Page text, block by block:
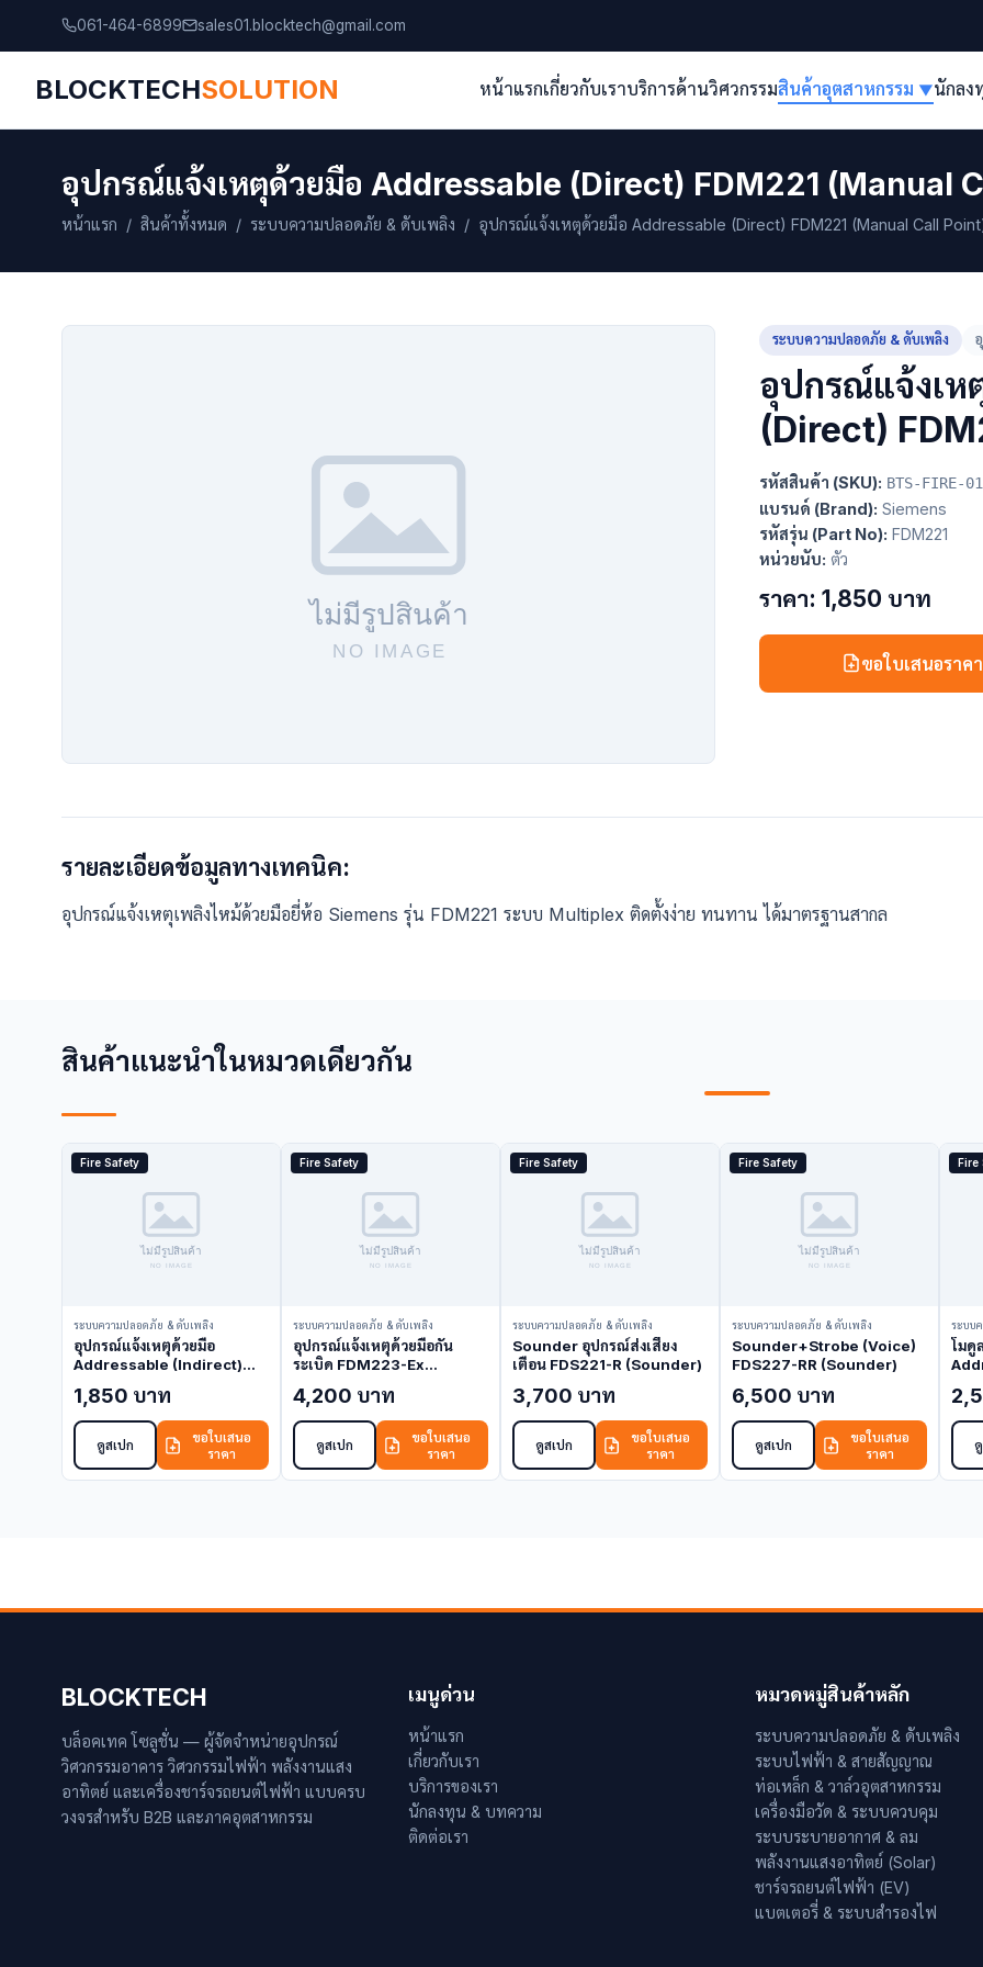
061-464-6899 sales01.blocktech@gmail.com
BLOCKTECHSOLUTION หน้าแรกเกี่ยวกับเราบริการด้านวิศวกรรมสินค้าอุตสาหกรรม ▼นักลง
อุปกรณ์แจ้งเหตุด้วยมือ Addressable (Direct) FDM221 (Manual
หน้าแรก / สินค้าทั้งหมด / ระบบความปลอดภัย & ดับเพลิง / อุปกรณ์แจ้งเหตุด้วยมือ Addressable (Direct) FDM221 (Manual Call
ระบบความปลอดภัย & ดับเพลิง
อุปกรณ์แจ้งเ
(Direct)
รหัสสินค้า (SKU): BTS-FIRE-
แบรนด์ (Brand): Siemens
รหัสรุ่น (Part No): FDM221
หน่วยนับ: ตัว
ราคา: 1,850 บาท
ขอใบเสนอราคา
รายละเอียดข้อมูลทางเทคนิค:
อุปกรณ์แจ้งเหตุเพลิงไหม้ด้วยมือยี่ห้อ Siemens รุ่น FDM221 ระบบ Multiplex ติดตั้งง่าย ทนทาน ได้มาตรฐานสากล
สินค้าแนะนำในหมวดเดียวกัน
Fire Safety
ระบบความปลอดภัย & ดับเพลิง
อุปกรณ์แจ้งเหตุด้วยมือ
Addressable (Indirect)
Point)
1,850 บาท
ดูสเปก
ขอใบเสนอ
ราคา
Fire Safety
ระบบความปลอดภัย & ดับเพลิง
อุปกรณ์แจ้งเหตุด้วยมือกัน
ระเบิด FDM223-Ex
4,200 บาท
ดูสเปก
ขอใบเสนอ
ราคา
Fire Safety
ระบบความปลอดภัย & ดับเพลิง
Sounder อุปกรณ์ส่งเสียง
เตือน FDS221-R (Sounder)
3,700 บาท
ดูสเปก
ขอใบเสนอ
ราคา
Fire Safety
ระบบความปลอดภัย & ดับเพลิง
Sounder+Strobe (Voice)
FDS227-RR (Sounder)
6,500 บาท
ดูสเปก
ขอใบเสนอ
ราคา
Fire
ระบบ
โมดู
BLOCKTECH
บล็อคเทค โซลูชั่น — ผู้จัดจำหน่ายอุปกรณ์
วิศวกรรมอาคาร วิศวกรรมไฟฟ้า พลังงานแสง
อาทิตย์ และเครื่องชาร์จรถยนต์ไฟฟ้า แบบครบ
วงจรสำหรับ B2B และภาคอุตสาหกรรม
เมนูด่วน
หน้าแรก
เกี่ยวกับเรา
บริการของเรา
นักลงทุน & บทความ
ติดต่อเรา
หมวดหมู่สินค้าหลัก
ระบบความปลอดภัย & ดับเพลิง
ระบบไฟฟ้า & สายสัญญาณ
ท่อเหล็ก & วาล์วอุตสาหกรรม
เครื่องมือวัด & ระบบควบคุม
ระบบระบายอากาศ & ลม
พลังงานแสงอาทิตย์ (Solar)
ชาร์จรถยนต์ไฟฟ้า (EV)
แบตเตอรี่ & ระบบสำรองไฟ